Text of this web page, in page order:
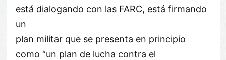
está dialogando con las FARC, está firmando
un
plan militar que se presenta en principio
como “un plan de lucha contra el